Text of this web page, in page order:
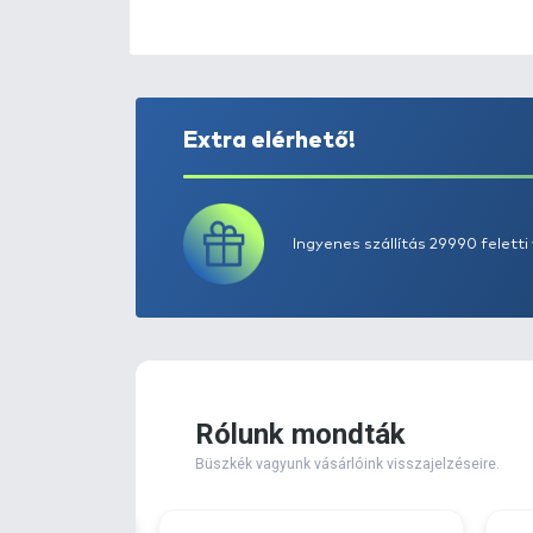
Extra elérhető!